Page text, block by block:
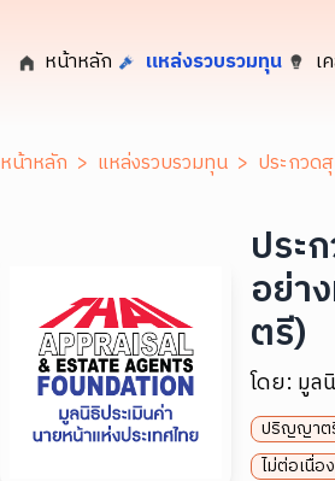
หน้าหลัก แหล่งรวบรวมทุน เ
หน้าหลัก > แหล่งรวบรวมทุน > ประกวด
ประ
อย่า
ตรี)
โดย: มูล
ปริญญาต
ไม่ต่อเนื่อง